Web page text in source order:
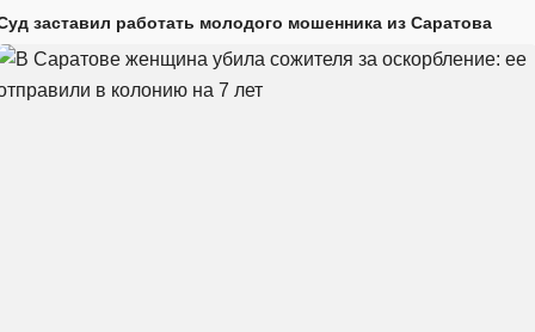
заставил работать молодого мошенника из Саратова